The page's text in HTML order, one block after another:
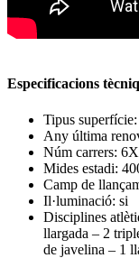
Especificacions
Tipus superfície:
Any última
Núm carrers:
Mides estadi:
Camp de
Il·luminació: si
Disciplines
llargada – 2
de javelina – 1